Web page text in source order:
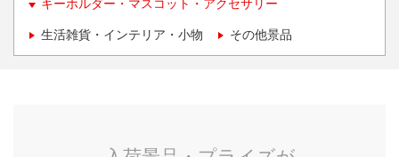
キーホルダー・マスコット・アクセサリー
生活雑貨・インテリア・小物 その他景品